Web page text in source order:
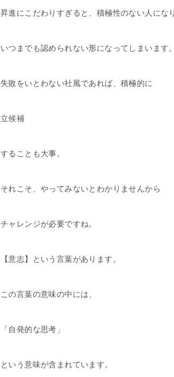
昇進にこだわりすぎると、積極性のない人になり
いつまでも認められない形になってしまいます。
失敗をいとわない社風であれば、積極的に
立候補
することも大事。
それこそ、やってみないとわかりませんから
チャレンジが必要ですね。
【意志】という言葉があります。
この言葉の意味の中には、
「自発的な思考」
という意味が含まれています。